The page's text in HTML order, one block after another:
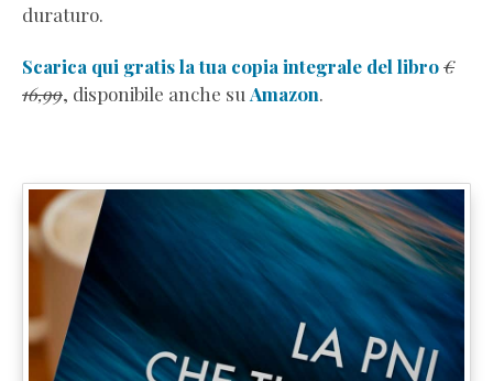
duraturo.
Scarica qui gratis la tua copia integrale del libro€
16,99, disponibile anche su Amazon.